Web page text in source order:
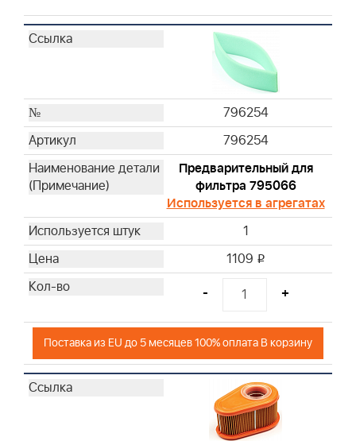
796254
796254
Предварительный для
фильтра 795066
Используется в агрегатах
1
1109 i
- +
Поставка из EU до 5 месяцев 100% оплата В корзину